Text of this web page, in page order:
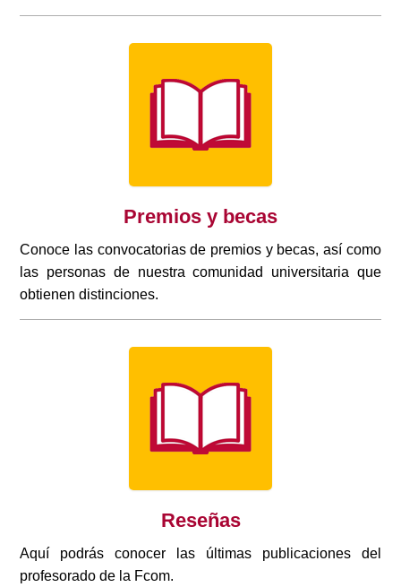
Premios y becas
Conoce las convocatorias de premios y becas, así como
las personas de nuestra comunidad universitaria que
obtienen distinciones.
Reseñas
Aquí podrás conocer las últimas publicaciones del
profesorado de la Fcom.